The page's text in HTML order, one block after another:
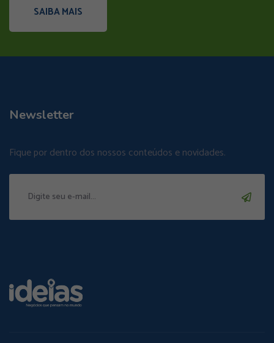
SAIBA MAIS
Newsletter
Fique por dentro dos nossos conteúdos e novidades.